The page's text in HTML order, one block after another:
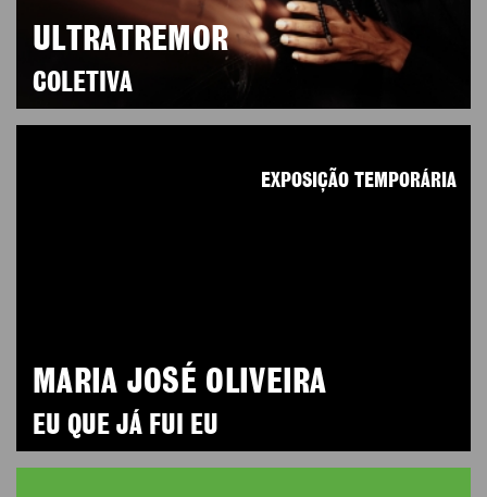
ULTRATREMOR
COLETIVA
MARIA JOSÉ OLIVEIRA
EU QUE JÁ FUI EU
EXPOSIÇÃO TEMPORÁRIA